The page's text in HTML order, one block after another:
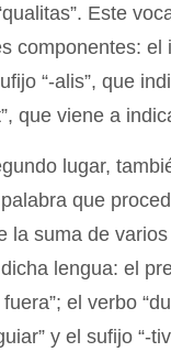
Este
componentes: el
“-alis”, que
que viene a
lugar,
que
la suma de varios
lengua: el
el verbo
y el sufijo “-